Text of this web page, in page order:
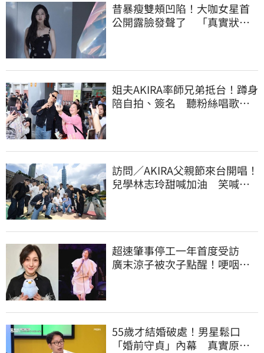
昔暴瘦雙頰凹陷！大咖女星首
公開露臉發聲了 「真實狀
姐夫AKIRA率師兄弟抵台！蹲身
陪自拍、簽名 聽粉絲唱歌羞
訪問／AKIRA父親節來台開唱！
兒學林志玲甜喊加油 笑喊：
超速肇事停工一年首度受訪
廣末涼子被次子點醒！哽咽吐
55歲才結婚破處！男星鬆口
「婚前守貞」內幕 真實原因